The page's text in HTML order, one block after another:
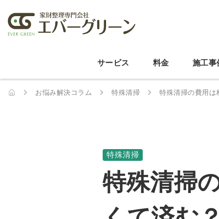
サービス 料金 施工事
お悩み解決コラム 特殊清掃 特殊清掃の費用は
特殊清掃
特殊清掃